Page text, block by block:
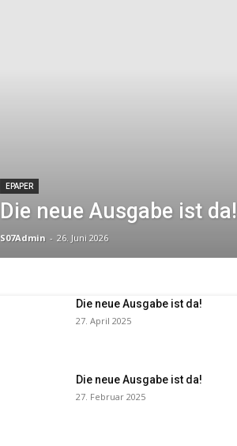
EPAPER
Die neue Ausgabe ist da!
S07Admin - 26. Juni 2026
Die neue Ausgabe ist da!
27. April 2025
Die neue Ausgabe ist da!
27. Februar 2025